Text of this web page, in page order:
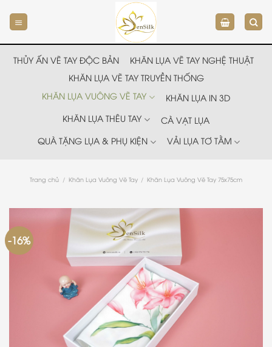
đến
nội
dung
THỦY ẤN VẼ TAY ĐỘC BẢN
KHĂN LỤA VẼ TAY NGHỆ THUẬT
KHĂN LỤA VẼ TAY TRUYỀN THỐNG
KHĂN LỤA VUÔNG VẼ TAY
KHĂN LỤA IN 3D
KHĂN LỤA THÊU TAY
CÀ VẠT LỤA
QUÀ TẶNG LỤA & PHỤ KIỆN
VẢI LỤA TƠ TẰM
Trang chủ / Khăn Lụa Vuông Vẽ Tay / Khăn Lụa Vuông Vẽ Tay 75x75cm
-16%